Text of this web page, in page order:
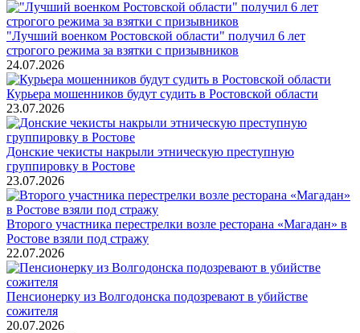
"Лучший военком Ростовской области" получил 6 лет
строгого режима за взятки с призывников
24.07.2026
Курьера мошенников будут судить в Ростовской области
23.07.2026
Донские чекисты накрыли этническую преступную
группировку в Ростове
23.07.2026
Второго участника перестрелки возле ресторана «Магадан» в
Ростове взяли под стражу
22.07.2026
Пенсионерку из Волгодонска подозревают в убийстве
сожителя
20.07.2026